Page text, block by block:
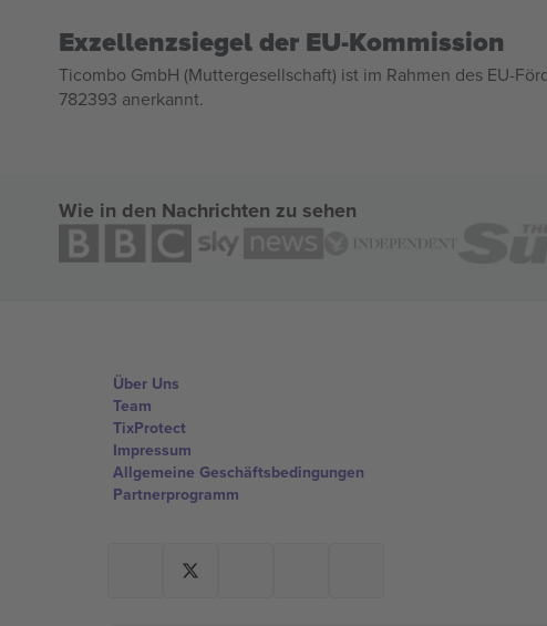
Exzellenzsiegel der EU-Kommission
Ticombo GmbH (Muttergesellschaft) ist im Rahmen des EU-
782393 anerkannt.
Wie in den Nachrichten zu sehen
Über Uns
Team
TixProtect
Impressum
Allgemeine Geschäftsbedingungen
Partnerprogramm